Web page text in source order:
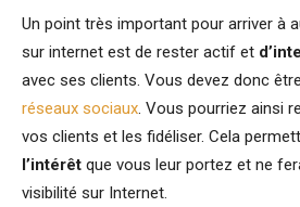
Un point très important pour arriver à
sur internet est de rester actif et
avec ses clients. Vous devez donc être
réseaux sociaux. Vous pourriez ainsi
vos clients et les fidéliser. Cela
l’intérêt que vous leur portez et ne
visibilité sur Internet.